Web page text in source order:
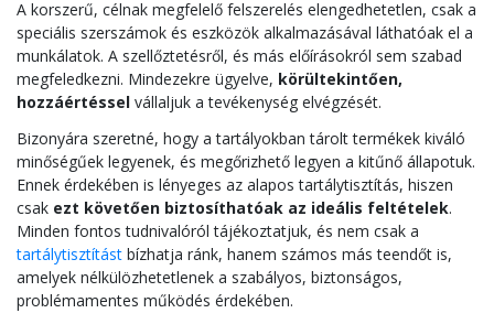
A korszerű, célnak megfelelő felszerelés elengedhetetlen, csak a
speciális szerszámok és eszközök alkalmazásával láthatóak el a
munkálatok. A szellőztetésről, és más előírásokról sem szabad
megfeledkezni. Mindezekre ügyelve, körültekintően,
hozzáértéssel vállaljuk a tevékenység elvégzését.
Bizonyára szeretné, hogy a tartályokban tárolt termékek kiváló
minőségűek legyenek, és megőrizhető legyen a kitűnő állapotuk.
Ennek érdekében is lényeges az alapos tartálytisztítás, hiszen
csak ezt követően biztosíthatóak az ideális feltételek.
Minden fontos tudnivalóról tájékoztatjuk, és nem csak a
tartálytisztítást bízhatja ránk, hanem számos más teendőt is,
amelyek nélkülözhetetlenek a szabályos, biztonságos,
problémamentes működés érdekében.